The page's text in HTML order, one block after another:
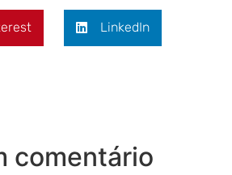
LinkedIn
comentário